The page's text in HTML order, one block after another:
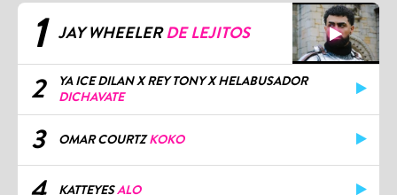
1 JAY WHEELERDE LEJITOS
2
YA ICE DILAN X REY TONY X HELABUSADOR
DICHAVATE
3 OMAR COURTZKOKO
KATTEYESALO